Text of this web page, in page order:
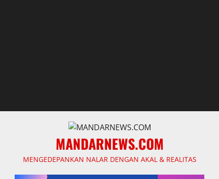
MANDARNEWS.COM
MENGEDEPANKAN NALAR DENGAN AKAL & REALITAS